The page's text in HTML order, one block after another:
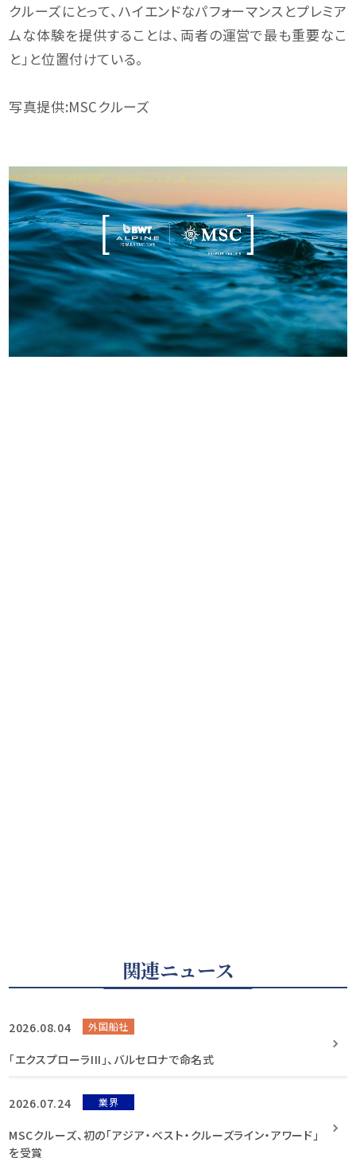
クルーズにとって、ハイエンドなパフォーマンスとプレミア
ムな体験を提供することは、両者の運営で最も重要なこ
と」と位置付けている。
写真提供:MSCクルーズ
関連ニュース
2026.08.04 外国船社
「エクスプローラIII」、バルセロナで命名式
2026.07.24 業界
MSCクルーズ、初の「アジア・ベスト・クルーズライン・アワード」
を受賞